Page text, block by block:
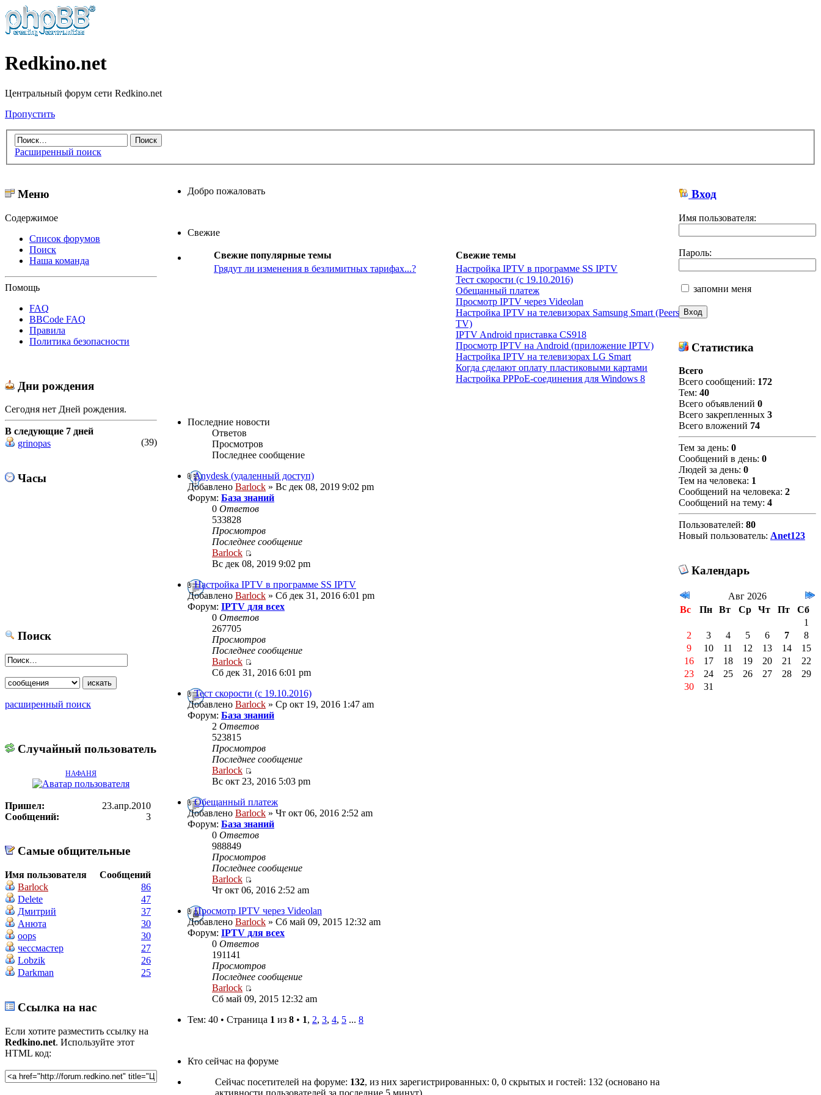
Redkino.net
Центральный форум сети Redkino.net
Пропустить
Расширенный поиск
Меню
Содержимое
Список форумов
Поиск
Наша команда
Помощь
FAQ
BBCode FAQ
Правила
Политика безопасности
Дни рождения
Сегодня нет Дней рождения.
В следующие 7 дней
grinopas
(39)
Часы
Поиск
расширенный поиск
Случайный пользователь
НАФАНЯ
Пришел:
23.апр.2010
Сообщений:
3
Самые общительные
Имя пользователя
Сообщений
Barlock
86
Delete
47
Дмитрий
37
Анюта
30
oops
30
чессмастер
27
Lobzik
26
Darkman
25
Ссылка на нас
Если хотите разместить ссылку на
Redkino.net. Используйте этот
HTML код:
Добро пожаловать
Свежие
Свежие популярные темы
Свежие темы
Грядут ли изменения в безлимитных тарифах...?
Настройка IPTV в программе SS IPTV
Тест скорости (с 19.10.2016)
Обещанный платеж
Просмотр IPTV через Videolan
Настройка IPTV на телевизорах Samsung Smart (Peers
TV)
IPTV Android приставка CS918
Просмотр IPTV на Android (приложение IPTV)
Настройка IPTV на телевизорах LG Smart
Когда сделают оплату пластиковыми картами
Настройка PPPoE-соединения для Windows 8
Последние новости
Ответов
Просмотров
Последнее сообщение
Anydesk (удаленный доступ)
Добавлено Barlock » Вс дек 08, 2019 9:02 pm
Форум: База знаний
0 Ответов
533828
Просмотров
Последнее сообщение
Barlock
Вс дек 08, 2019 9:02 pm
Настройка IPTV в программе SS IPTV
Добавлено Barlock » Сб дек 31, 2016 6:01 pm
Форум: IPTV для всех
0 Ответов
267705
Просмотров
Последнее сообщение
Barlock
Сб дек 31, 2016 6:01 pm
Тест скорости (с 19.10.2016)
Добавлено Barlock » Ср окт 19, 2016 1:47 am
Форум: База знаний
2 Ответов
523815
Просмотров
Последнее сообщение
Barlock
Вс окт 23, 2016 5:03 pm
Обещанный платеж
Добавлено Barlock » Чт окт 06, 2016 2:52 am
Форум: База знаний
0 Ответов
988849
Просмотров
Последнее сообщение
Barlock
Чт окт 06, 2016 2:52 am
Просмотр IPTV через Videolan
Добавлено Barlock » Сб май 09, 2015 12:32 am
Форум: IPTV для всех
0 Ответов
191141
Просмотров
Последнее сообщение
Barlock
Сб май 09, 2015 12:32 am
Тем: 40 • Страница 1 из 8 • 1, 2, 3, 4, 5 ... 8
Кто сейчас на форуме
Сейчас посетителей на форуме: 132, из них зарегистрированных: 0, 0 скрытых и гостей: 132 (основано на
Вход
Имя пользователя:
Пароль:
запомни меня
Статистика
Всего
Всего сообщений: 172
Тем: 40
Всего объявлений 0
Всего закрепленных 3
Всего вложений 74
Тем за день: 0
Сообщений в день: 0
Людей за день: 0
Тем на человека: 1
Сообщений на человека: 2
Сообщений на тему: 4
Пользователей: 80
Новый пользователь: Anet123
Календарь
Авг 2026
Вс
Пн Вт Ср Чт Пт
Сб
1
2
3 4 5 6 7
8
9
10 11 12 13 14
15
16
17 18 19 20 21
22
23
24 25 26 27 28
29
30
31